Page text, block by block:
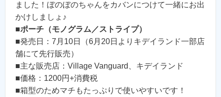
ました！ぼのぼのちゃんをカバンにつけて一緒にお出
かけしましょ♪
■ポーチ（モノグラム／ストライプ）
■発売日：7月10日（6月20日よりキデイランド一部店
舗にて先行販売）
■主な販売店：Village Vanguard、キデイランド
■価格：1200円+消費税
■箱型のためマチもたっぷりで使いやすいです！